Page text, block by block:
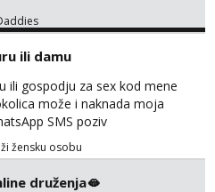
ili damu
ili gospodju za sex kod mene
može i naknada moja
SMS poziv
žensku osobu
druženja🫦